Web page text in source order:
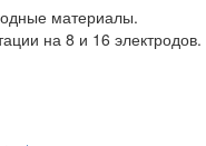
материалы.
на 8 и 16 электродов.